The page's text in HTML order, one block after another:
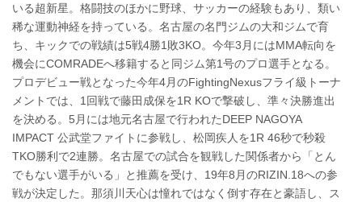
いる超新星。格闘技のほかに野球、サッカーの経験もあり、類い
稀な運動神経を持っている。名古屋の名門ジムの大和ジムで育
ち、キックでの戦績は5戦4勝1敗3KO。今年3月にはMMA転向を
機会にCOMRADEへ移籍すると同ジム第1号のプロ選手となる。
プロデビュー戦となった今年4月のFightingNexusフライ級トーナ
メントでは、1回戦で藤田成保を1R KOで撃破し、準々決勝進出
を決める。5月には地元名古屋で行われたDEEP NAGOYA
IMPACT 公武堂ファイトに参戦し、松岡疾人を1R 46秒で秒殺
TKO勝利で2連勝。名古屋での試合を観戦した関係者から「とん
でもない選手がいる」と推薦を受け、19年8月のRIZIN.18への参
戦が決定した。那須川天心は憧れではなく倒す存在と豪語し、ス